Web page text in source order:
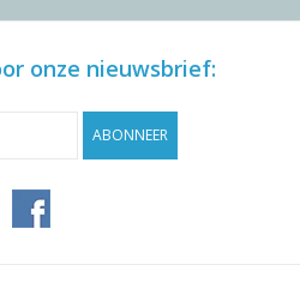
onze nieuwsbrief:
ABONNEER